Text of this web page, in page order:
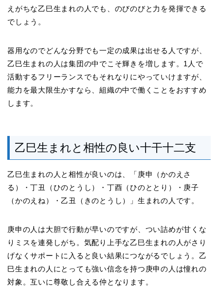
えがちな乙巳生まれの人でも、のびのびと力を発揮できる
でしょう。
器用なのでどんな分野でも一定の成果は出せる人ですが、
乙巳生まれの人は集団の中でこそ輝きを増します。1人で
活動するフリーランスでもそれなりにやっていけますが、
能力を最大限生かすなら、組織の中で働くことをおすすめ
します。
乙巳生まれと相性の良い十干十二支
乙巳生まれの人と相性が良いのは、「庚申（かのえさ
る）・丁丑（ひのとうし）・丁酉（ひのととり）・庚子
（かのえね）・乙丑（きのとうし）」生まれの人です。
庚申の人は大胆で行動が早いのですが、つい詰めが甘くな
りミスを連発しがち。気配り上手な乙巳生まれの人がさり
げなくサポートに入ると良い結果につながるでしょう。乙
巳生まれの人にとっても強い信念を持つ庚申の人は憧れの
対象。互いに尊敬し合える仲となります。